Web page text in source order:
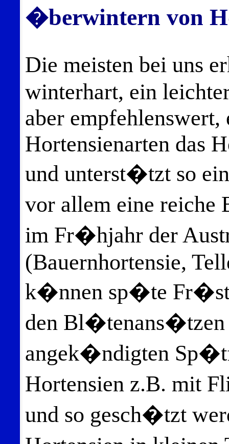
�berwintern von
Die meisten bei uns
winterhart, ein
aber
Hortensienarten das
und unterst�tzt so
vor allem eine
im Fr�hjahr der
(Bauernhortensie,
k�nnen sp�te
den Bl�tenans�tzen
angek�ndigten
Hortensien z.B. mit
und so gesch�tzt